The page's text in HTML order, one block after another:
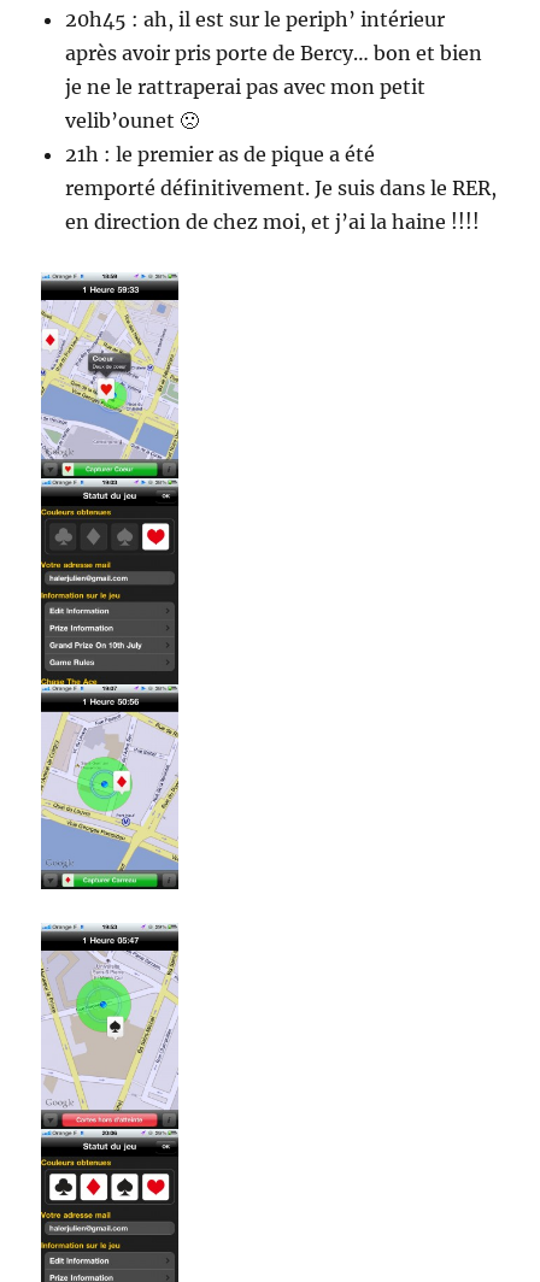
20h45 : ah, il est sur le periph’ intérieur
après avoir pris porte de Bercy… bon et bien
je ne le rattraperai pas avec mon petit
velib’ounet 🙁
21h : le premier as de pique a été
remporté définitivement. Je suis dans le RER,
en direction de chez moi, et j’ai la haine !!!!